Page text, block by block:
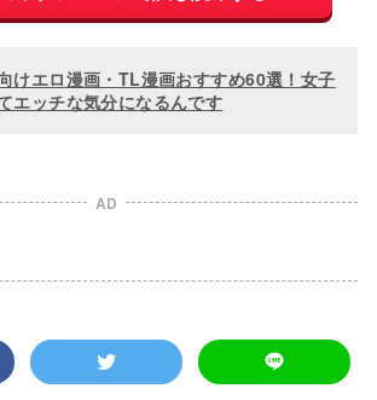
けエロ漫画・TL漫画おすすめ60選！女子
エッチな気分になるんです
AD